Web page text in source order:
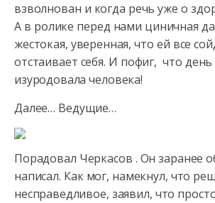
взволнован и когда речь уже о
А в ролике перед нами циничная
жестокая, уверенная, что ей все
отстаивает себя. И пофиг, что день
изуродовала человека!
Далее… Ведущие…
Порадовал Черкасов . Он заранее
написал. Как мог, намекнул, что
несправедливое, заявил, что